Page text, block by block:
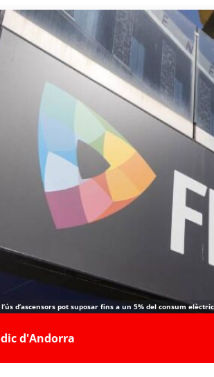
l’ús d’ascensors pot suposar fins a un 5% del consum
d'Andorra